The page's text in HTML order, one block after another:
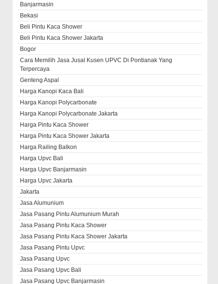
Banjarmasin
Bekasi
Beli Pintu Kaca Shower
Beli Pintu Kaca Shower Jakarta
Bogor
Cara Memilih Jasa Jusal Kusen UPVC Di Pontianak Yang
Terpercaya
Genteng Aspal
Harga Kanopi Kaca Bali
Harga Kanopi Polycarbonate
Harga Kanopi Polycarbonate Jakarta
Harga Pintu Kaca Shower
Harga Pintu Kaca Shower Jakarta
Harga Railing Balkon
Harga Upvc Bali
Harga Upvc Banjarmasin
Harga Upvc Jakarta
Jakarta
Jasa Alumunium
Jasa Pasang Pintu Alumunium Murah
Jasa Pasang Pintu Kaca Shower
Jasa Pasang Pintu Kaca Shower Jakarta
Jasa Pasang Pintu Upvc
Jasa Pasang Upvc
Jasa Pasang Upvc Bali
Jasa Pasang Upvc Banjarmasin